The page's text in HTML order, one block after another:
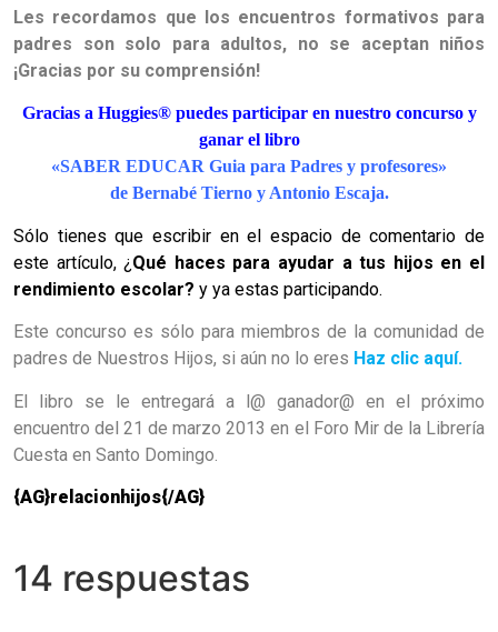
Les recordamos que los encuentros formativos para
padres son solo para adultos, no se aceptan niños
¡Gracias por su comprensión!
Gracias a Huggies® puedes participar en nuestro concurso y
ganar el libro
«SABER EDUCAR Guia para Padres y profesores»
de Bernabé Tierno yAntonio Escaja.
Sólo tienes que escribir en el espacio de comentario de
este artículo, ¿Qué haces para ayudar a tus hijos en el
rendimiento escolar? y ya estas participando.
Este concurso es sólo para miembros de la comunidad de
padres de Nuestros Hijos, si aún no lo eres Haz clic aquí.
El libro se le entregará a l@ ganador@ en el próximo
encuentro del 21 de marzo 2013 en el Foro Mir de la Librería
Cuesta en Santo Domingo.
{AG}relacionhijos{/AG}
14 respuestas